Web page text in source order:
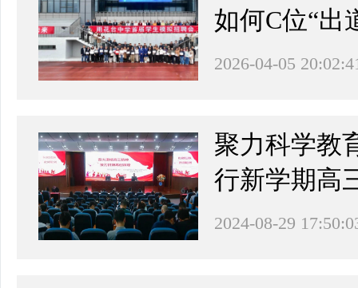
如何C位“出
2026-04-05
聚力科学教
行新学期高
2024-08-29